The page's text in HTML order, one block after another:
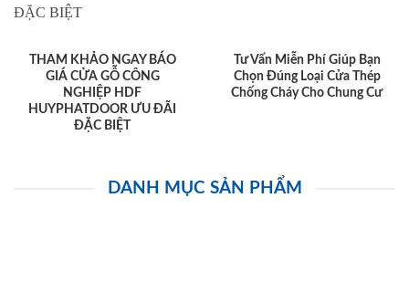
THAM KHẢO NGAY BÁO
GIÁ CỬA GỖ CÔNG
NGHIỆP HDF
HUYPHATDOOR ƯU ĐÃI
ĐẶC BIỆT
Tư Vấn Miễn Phí Giúp Bạn
Chọn Đúng Loại Cửa Thép
Chống Cháy Cho Chung Cư
DANH MỤC SẢN PHẨM